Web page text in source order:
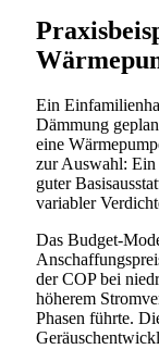
Ein
Dämmung
eine
zur Auswahl:
guter
variabler
Das Budget-
der COP bei
höherem
Phasen führte.